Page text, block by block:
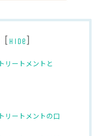
[ hide]
リートメントと
リートメントの口